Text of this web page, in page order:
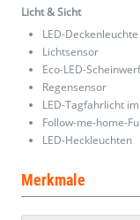
Licht & Sicht
LED-
Lichtsensor
Eco-LED-
Regensensor
LED-Tagfahrlicht
Follow-me-home-
LED-Heckleuchten
Merkmale